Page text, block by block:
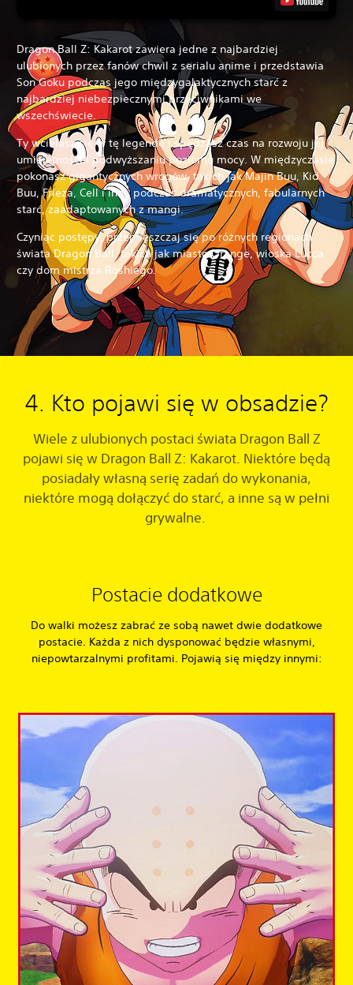
Dragon Ball Z: Kakarot zawiera jedne z najbardziej
ulubionych przez fanów chwil z serialu anime i przedstawia
Son Goku podczas jego międzygalaktycznych starć z
najbardziej niebezpiecznymi przeciwnikami we
wszechświecie.
Ty wcielasz się w tę legendę i spędzasz czas na rozwoju jej
umiejętności i podwyższaniu poziomu mocy. W międzyczasie
pokonasz gigantycznych wrogów, takich jak Majin Buu, Kid
Buu, Frieza, Cell i inni, podczas dramatycznych, fabularnych
starć, zaadaptowanych z mangi.
Czyniąc postępy, przemieszczaj się po różnych regionach
świata Dragon Ball, takich jak miasto Orange, wioska Lucca
czy dom mistrza Roshiego.
4. Kto pojawi się w obsadzie?
Wiele z ulubionych postaci świata Dragon Ball Z
pojawi się w Dragon Ball Z: Kakarot. Niektóre będą
posiadały własną serię zadań do wykonania,
niektóre mogą dołączyć do starć, a inne są w pełni
grywalne.
Postacie dodatkowe
Do walki możesz zabrać ze sobą nawet dwie dodatkowe
postacie. Każda z nich dysponować będzie własnymi,
niepowtarzalnymi profitami. Pojawią się między innymi: